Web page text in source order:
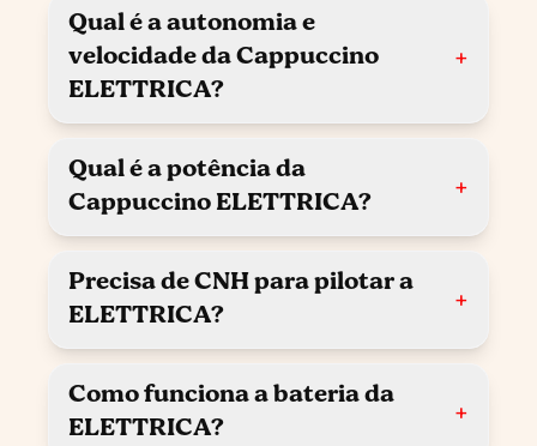
Qual é a autonomia e
velocidade da Cappuccino
ELETTRICA?
+
Qual é a potência da
Cappuccino ELETTRICA?
+
Precisa de CNH para pilotar a
ELETTRICA?
+
Como funciona a bateria da
ELETTRICA?
+